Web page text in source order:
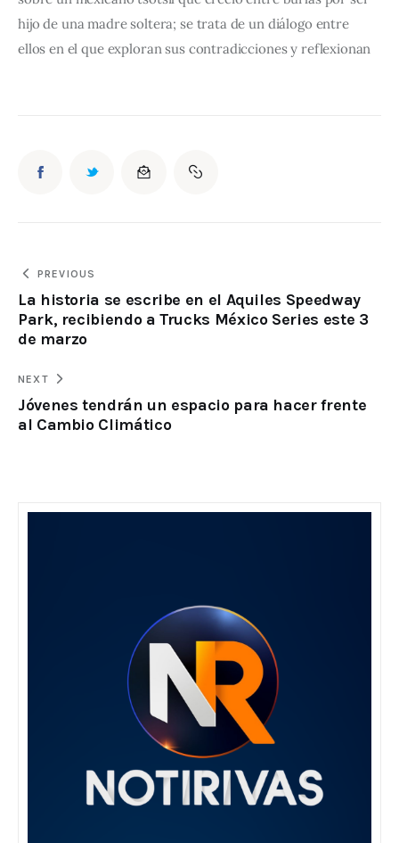
hijo de una madre soltera; se trata de un diálogo entre
ellos en el que exploran sus contradicciones y reflexionan
PREVIOUS
La historia se escribe en el Aquiles Speedway
Park, recibiendo a Trucks México Series este 3
de marzo
NEXT
Jóvenes tendrán un espacio para hacer frente
al Cambio Climático